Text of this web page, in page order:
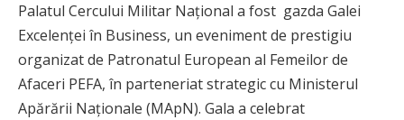
Palatul Cercului Militar Național a fost gazda Galei
Excelenței în Business, un eveniment de prestigiu
organizat de Patronatul European al Femeilor de
Afaceri PEFA, în parteneriat strategic cu Ministerul
Apărării Naționale (MApN). Gala a celebrat